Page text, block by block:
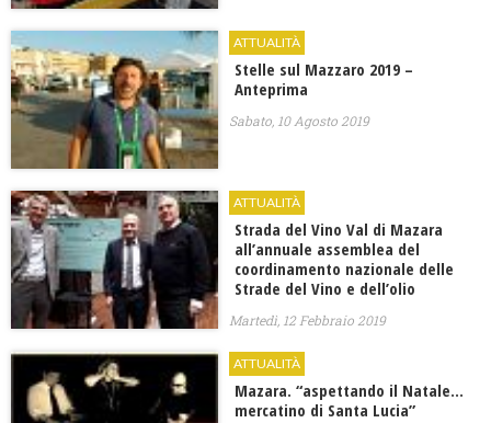
ATTUALITÀ
Stelle sul Mazzaro 2019 –
Anteprima
Sabato, 10 Agosto 2019
ATTUALITÀ
Strada del Vino Val di Mazara
all’annuale assemblea del
coordinamento nazionale delle
Strade del Vino e dell’olio
Martedì, 12 Febbraio 2019
ATTUALITÀ
Mazara. “aspettando il Natale…
mercatino di Santa Lucia”